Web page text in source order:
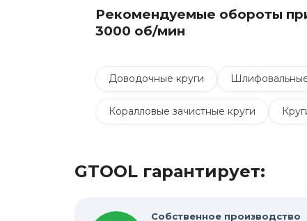
Рекомендуемые обороты
3000 об/мин
Доводочные круги
Коралловые зачистные круги
Шлифовальные валики Фибровые
Абразивные шлифовальные головки
GTOOL гарантирует:
Собственное производство